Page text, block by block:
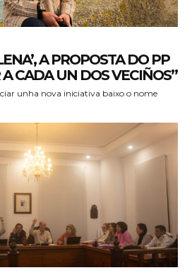
A PROPOSTA DO PP
A CADA UN DOS VECIÑOS”
unha nova iniciativa baixo o nome